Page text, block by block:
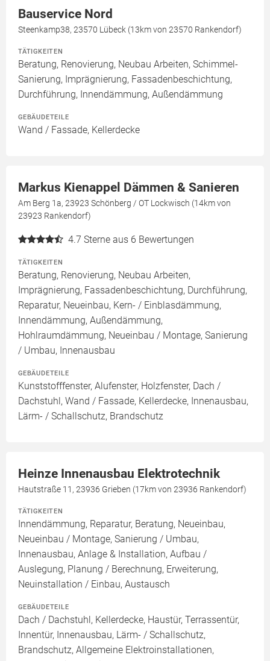
Bauservice Nord
Steenkamp38, 23570 Lübeck (13km von 23570 Rankendorf)
TÄTIGKEITEN
Beratung, Renovierung, Neubau Arbeiten, Schimmel-
Sanierung, Imprägnierung, Fassadenbeschichtung,
Durchführung, Innendämmung, Außendämmung
GEBÄUDETEILE
Wand / Fassade, Kellerdecke
Markus Kienappel Dämmen & Sanieren
Am Berg 1a, 23923 Schönberg / OT Lockwisch (14km von
23923 Rankendorf)
4.7 Sterne aus 6 Bewertungen
TÄTIGKEITEN
Beratung, Renovierung, Neubau Arbeiten,
Imprägnierung, Fassadenbeschichtung, Durchführung,
Reparatur, Neueinbau, Kern- / Einblasdämmung,
Innendämmung, Außendämmung,
Hohlraumdämmung, Neueinbau / Montage, Sanierung
/ Umbau, Innenausbau
GEBÄUDETEILE
Kunststofffenster, Alufenster, Holzfenster, Dach /
Dachstuhl, Wand / Fassade, Kellerdecke, Innenausbau,
Lärm- / Schallschutz, Brandschutz
Heinze Innenausbau Elektrotechnik
Hautstraße 11, 23936 Grieben (17km von 23936 Rankendorf)
TÄTIGKEITEN
Innendämmung, Reparatur, Beratung, Neueinbau,
Neueinbau / Montage, Sanierung / Umbau,
Innenausbau, Anlage & Installation, Aufbau /
Auslegung, Planung / Berechnung, Erweiterung,
Neuinstallation / Einbau, Austausch
GEBÄUDETEILE
Dach / Dachstuhl, Kellerdecke, Haustür, Terrassentür,
Innentür, Innenausbau, Lärm- / Schallschutz,
Brandschutz, Allgemeine Elektroinstallationen,